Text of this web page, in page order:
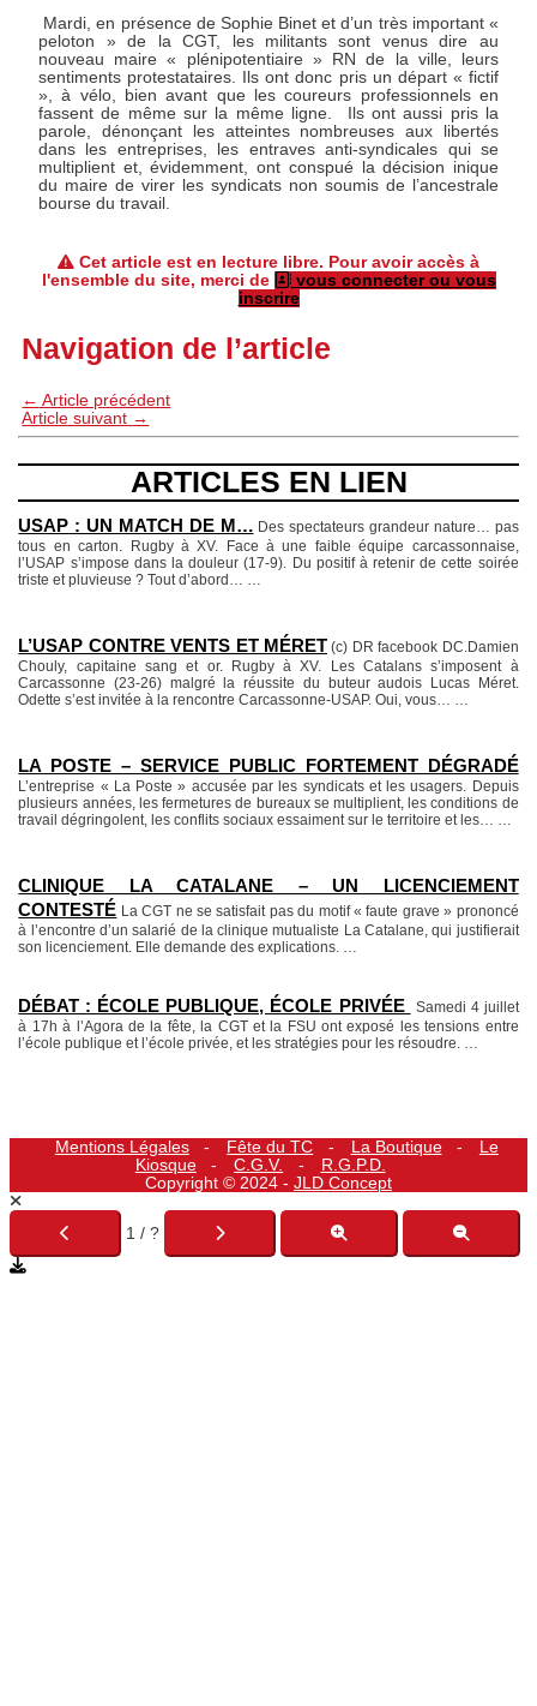
Mardi, en présence de Sophie Binet et d’un très important «
peloton » de la CGT, les militants sont venus dire au
nouveau maire « plénipotentiaire » RN de la ville, leurs
sentiments protestataires. Ils ont donc pris un départ « fictif
», à vélo, bien avant que les coureurs professionnels en
fassent de même sur la même ligne. Ils ont aussi pris la
parole, dénonçant les atteintes nombreuses aux libertés
dans les entreprises, les entraves anti-syndicales qui se
multiplient et, évidemment, ont conspué la décision inique
du maire de virer les syndicats non soumis de l’ancestrale
bourse du travail.
Cet article est en lecture libre. Pour avoir accès à
l'ensemble du site, merci de
vous connecter ou vous
inscrire
Navigation de l’article
← Article précédent
Article suivant →
ARTICLES EN LIEN
USAP : UN MATCH DE M… Des spectateurs grandeur nature… pas
tous en carton. Rugby à XV. Face à une faible équipe carcassonnaise,
l’USAP s’impose dans la douleur (17-9). Du positif à retenir de cette soirée
triste et pluvieuse ? Tout d’abord…
L’USAP CONTRE VENTS ET MÉRET (c) DR facebook DC.Damien
Chouly, capitaine sang et or. Rugby à XV. Les Catalans s’imposent à
Carcassonne (23-26) malgré la réussite du buteur audois Lucas Méret.
Odette s’est invitée à la rencontre Carcassonne-USAP. Oui, vous…
LA POSTE – SERVICE PUBLIC FORTEMENT DÉGRADÉ
L’entreprise « La Poste » accusée par les syndicats et les usagers. Depuis
plusieurs années, les fermetures de bureaux se multiplient, les conditions de
travail dégringolent, les conflits sociaux essaiment sur le territoire et les…
CLINIQUE LA CATALANE – UN LICENCIEMENT
CONTESTÉ La CGT ne se satisfait pas du motif « faute grave » prononcé
à l’encontre d’un salarié de la clinique mutualiste La Catalane, qui justifierait
son licenciement. Elle demande des explications.
DÉBAT : ÉCOLE PUBLIQUE, ÉCOLE PRIVÉE
Samedi 4 juillet
à 17h à l’Agora de la fête, la CGT et la FSU ont exposé les tensions entre
l’école publique et l’école privée, et les stratégies pour les résoudre.
Mentions Légales Fête du TC La Boutique
Le
Kiosque
C.G.V.
R.G.P.D.
Copyright © 2024 - JLD Concept
1 / ?